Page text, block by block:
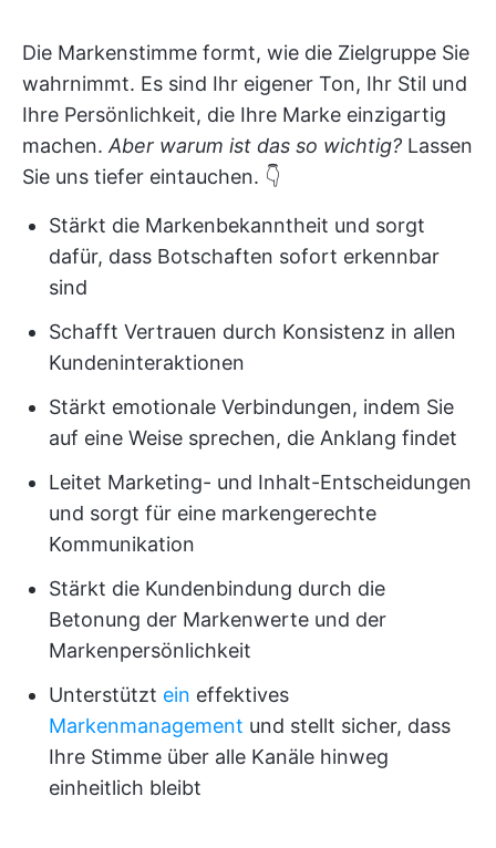
Die Markenstimme formt, wie die Zielgruppe Sie
wahrnimmt. Es sind Ihr eigener Ton, Ihr Stil und
Ihre Persönlichkeit, die Ihre Marke einzigartig
machen. Aber warum ist das so wichtig? Lassen
Sie uns tiefer eintauchen. 👇
Stärkt die Markenbekanntheit und sorgt
dafür, dass Botschaften sofort erkennbar
sind
Schafft Vertrauen durch Konsistenz in allen
Kundeninteraktionen
Stärkt emotionale Verbindungen, indem Sie
auf eine Weise sprechen, die Anklang findet
Leitet Marketing- und Inhalt-Entscheidungen
und sorgt für eine markengerechte
Kommunikation
Stärkt die Kundenbindung durch die
Betonung der Markenwerte und der
Markenpersönlichkeit
Unterstützt ein effektives
Markenmanagement und stellt sicher, dass
Ihre Stimme über alle Kanäle hinweg
einheitlich bleibt